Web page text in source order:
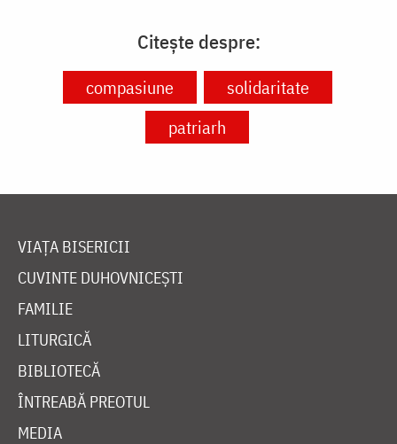
Citește despre:
compasiune
solidaritate
patriarh
VIAȚA BISERICII
CUVINTE DUHOVNICEȘTI
FAMILIE
LITURGICĂ
BIBLIOTECĂ
ÎNTREABĂ PREOTUL
MEDIA